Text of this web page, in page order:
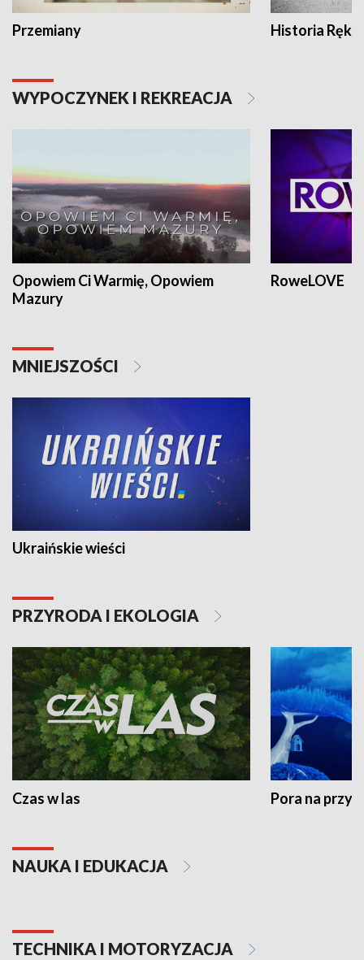
Przemiany Historia Ręką
WYPOCZYNEK I REKREACJA
Opowiem Ci Warmię, Opowiem
Mazury
RoweLOVE
MNIEJSZOŚCI
Ukraińskie wieści
PRZYRODA I EKOLOGIA
Czas w las Pora na
NAUKA I EDUKACJA
TECHNIKA I MOTORYZACJA